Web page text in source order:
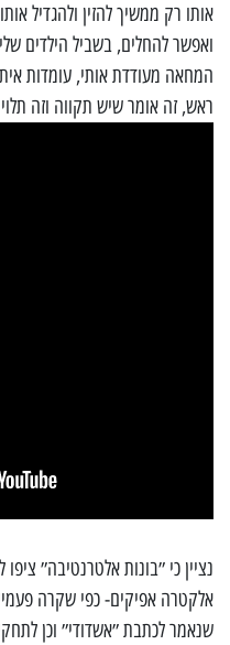
אותו רק ממשיך להזין ולהגדיל
ואפשר להחלים, בשביל הילדים
המחאה מעודדת אותי, עומדות
ראש, זה אומר שיש תקווה וזה
שנאמר לכתבת ״אשדודי״ וכן